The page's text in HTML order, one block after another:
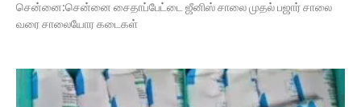
சென்னை:சென்னை சைதாப்பேட்டை ஜீனிஸ் சாலை முதல் பஜார் சாலை
வரை சாலையோர கடைகள்